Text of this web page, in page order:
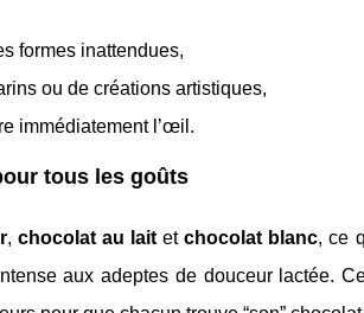
formes inattendues,
ou de créations artistiques,
immédiatement l’œil.
tous les goûts
, chocolat au laitetchocolat blanc, ce
aux adeptes de douceur lactée.